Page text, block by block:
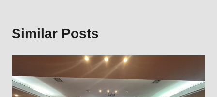
Similar Posts